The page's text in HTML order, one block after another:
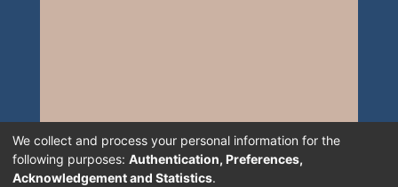
We collect and process your personal information for the
following purposes: Authentication, Preferences,
Acknowledgement and Statistics.